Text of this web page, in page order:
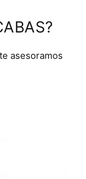
asesoramos